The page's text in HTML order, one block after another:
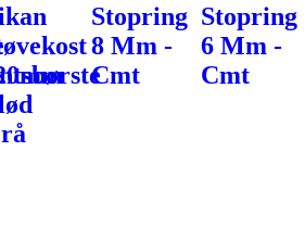
Stopring
8 Mm -
Cmt
Stopring
6 Mm -
Cmt